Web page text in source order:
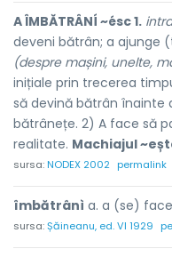
A ÎMBĂTRÂNÍ ~ésc 1.
deveni bătrân; a ajunge
(despre mașini, unelte,
inițiale prin trecerea
să devină bătrân înainte
bătrânețe. 2) A face să
realitate. Machiajul
sursa:NODEX 2002 permalink
îmbătrânì a. a (se)
sursa:Șăineanu, ed. VI 1929